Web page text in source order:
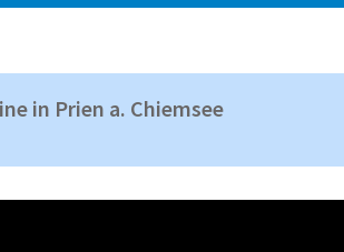
in Prien a. Chiemsee